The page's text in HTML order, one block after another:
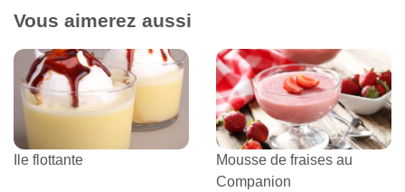
Vous aimerez aussi
Ile flottante
Mousse de fraises au
Companion